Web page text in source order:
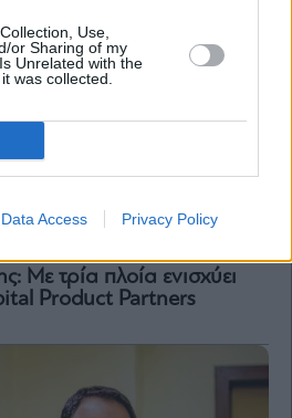
Use,
or Sharing of my
Unrelated with the
was collected.
Data Access Privacy Policy
Με τρία πλοία ενισχύει
Product Partners